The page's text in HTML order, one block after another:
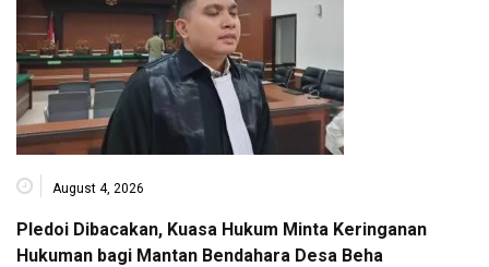
August 4, 2026
Pledoi Dibacakan, Kuasa Hukum Minta Keringanan
Hukuman bagi Mantan Bendahara Desa Beha